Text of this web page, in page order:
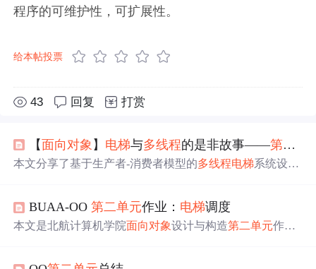
程序的可维护性，可扩展性。
给本帖投票
43 回复 打赏
【面向对象 】 电梯与多线程的是非故事——第二
本文分享了基于生产者-消费者模型的多线程电梯系统设计
分析。
BUAA-OO第二单元作业： 电梯调度
本文是北航计算机学院面向对象设计与构造第二单元作业